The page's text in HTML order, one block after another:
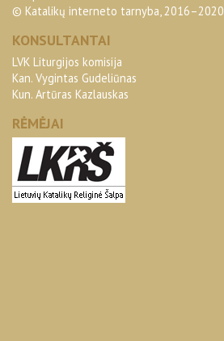
© Katalikų interneto tarnyba, 2016–2020
KONSULTANTAI
LVK Liturgijos komisija
Kan. Vygintas Gudeliūnas
Kun. Artūras Kazlauskas
RĖMĖJAI